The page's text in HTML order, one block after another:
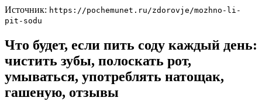
Источник: https://pochemunet.ru/zdorovje/mozhno-li-
pit-sodu
Что будет, если пить соду каждый день:
чистить зубы, полоскать рот,
умываться, употреблять натощак,
гашеную, отзывы